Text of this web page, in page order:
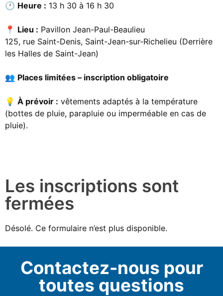
🕐 Heure : 13 h 30 à 16 h 30
📍 Lieu : Pavillon Jean-Paul-Beaulieu
125, rue Saint-Denis, Saint-Jean-sur-Richelieu (Derrière
les Halles de Saint-Jean)
👥 Places limitées – inscription obligatoire
💡 À prévoir : vêtements adaptés à la température
(bottes de pluie, parapluie ou imperméable en cas de
pluie).
Les inscriptions sont
fermées
Désolé. Ce formulaire n’est plus disponible.
Contactez-nous pour
toutes questions